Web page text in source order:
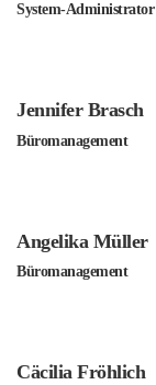
System-Administrator
Jennifer Brasch
Büromanagement
Angelika Müller
Büromanagement
Cäcilia Fröhlich